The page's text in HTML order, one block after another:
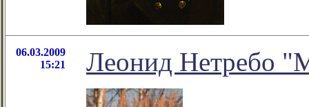
06.03.2009
15:21
Леонид Нетребо